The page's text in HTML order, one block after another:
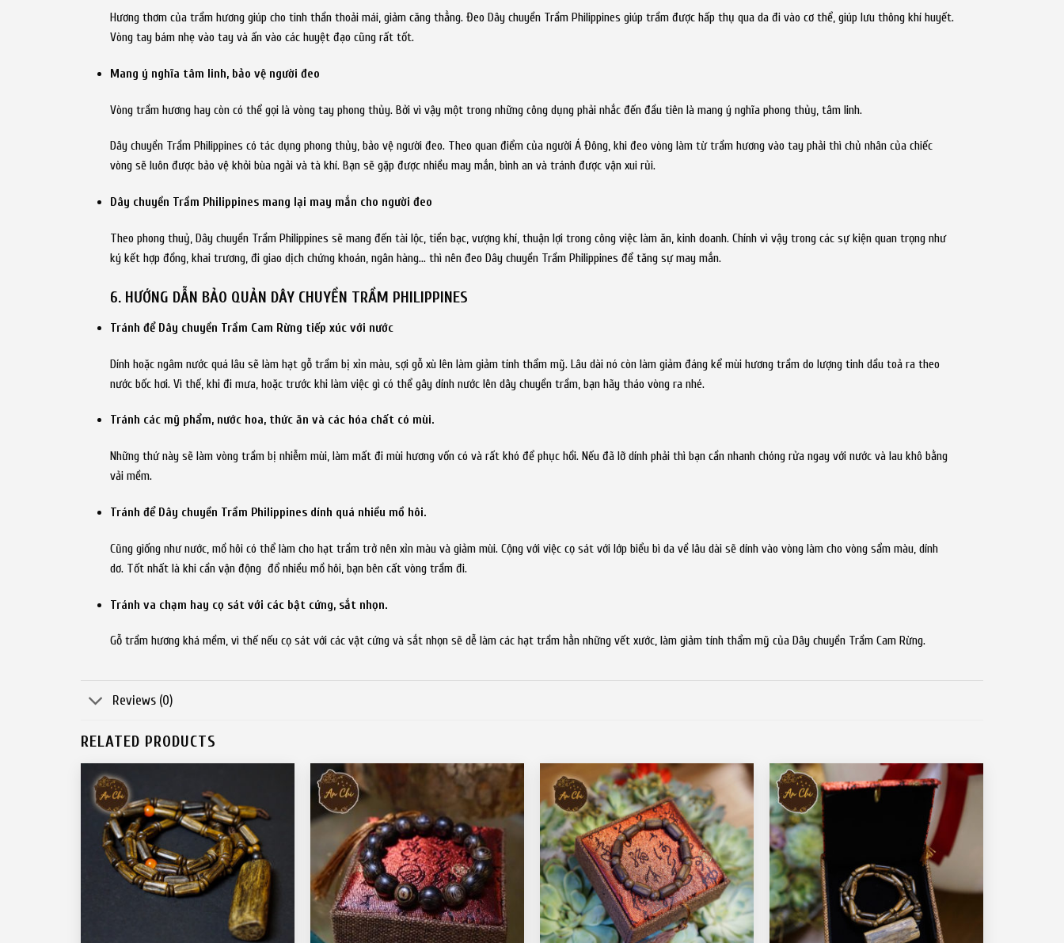
Hương thơm của trầm hương giúp cho tinh thần thoải mái, giảm căng thẳng. Đeo Dây chuyền Trầm Philippines giúp trầm được hấp thụ qua da đi vào cơ thể, giúp lưu thông khí huyết.
Vòng tay bám nhẹ vào tay và ấn vào các huyệt đạo cũng rất tốt.
Mang ý nghĩa tâm linh, bảo vệ người đeo
Vòng trầm hương hay còn có thể gọi là vòng tay phong thủy. Bởi vì vậy một trong những công dụng phải nhắc đến đầu tiên là mang ý nghĩa phong thủy, tâm linh.
Dây chuyền Trầm Philippines có tác dụng phong thủy, bảo vệ người đeo. Theo quan điểm của người Á Đông, khi đeo vòng làm từ trầm hương vào tay phải thì chủ nhân của chiếc
vòng sẽ luôn được bảo vệ khỏi bùa ngải và tà khí. Bạn sẽ gặp được nhiều may mắn, bình an và tránh được vận xui rủi.
Dây chuyền Trầm Philippines mang lại may mắn cho người đeo
Theo phong thuỷ, Dây chuyền Trầm Philippines sẽ mang đến tài lộc, tiền bạc, vượng khí, thuận lợi trong công việc làm ăn, kinh doanh. Chính vì vậy trong các sự kiện quan trọng như
ký kết hợp đồng, khai trương, đi giao dịch chứng khoán, ngân hàng… thì nên đeo Dây chuyền Trầm Philippines để tăng sự may mắn.
6. HƯỚNG DẪN BẢO QUẢN DÂY CHUYỀN TRẦM PHILIPPINES
Tránh để Dây chuyền Trầm Cam Rừng tiếp xúc với nước
Dính hoặc ngâm nước quá lâu sẽ làm hạt gỗ trầm bị xỉn màu, sợi gỗ xù lên làm giảm tính thẩm mỹ. Lâu dài nó còn làm giảm đáng kể mùi hương trầm do lượng tinh dầu toả ra theo
nước bốc hơi. Vì thế, khi đi mưa, hoặc trước khi làm việc gì có thể gây dính nước lên dây chuyền trầm, bạn hãy tháo vòng ra nhé.
Tránh các mỹ phẩm, nước hoa, thức ăn và các hóa chất có mùi.
Những thứ này sẽ làm vòng trầm bị nhiễm mùi, làm mất đi mùi hương vốn có và rất khó để phục hồi. Nếu đã lỡ dính phải thì bạn cần nhanh chóng rửa ngay với nước và lau khô bằng
vải mềm.
Tránh để Dây chuyền Trầm Philippines dính quá nhiều mồ hôi.
Cũng giống như nước, mồ hôi có thể làm cho hạt trầm trở nên xỉn màu và giảm mùi. Cộng với việc cọ sát với lớp biểu bì da về lâu dài sẽ dính vào vòng làm cho vòng sẩm màu, dính
dơ. Tốt nhất là khi cần vận động đổ nhiều mồ hôi, bạn bên cất vòng trầm đi.
Tránh va chạm hay cọ sát với các bật cứng, sắt nhọn.
Gỗ trầm hương khá mềm, vì thế nếu cọ sát với các vật cứng và sắt nhọn sẽ dễ làm các hạt trầm hằn những vết xước, làm giảm tính thẩm mỹ của Dây chuyền Trầm Cam Rừng.
Reviews (0)
RELATED PRODUCTS